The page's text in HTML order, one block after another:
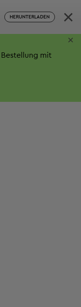
HERUNTERLADEN ×
mit
×